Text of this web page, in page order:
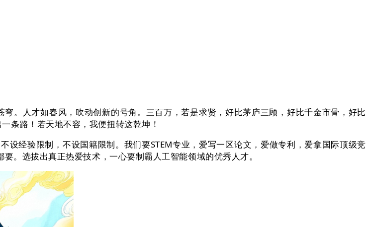
人才如春风，吹动创新的号角。三百万，若是求贤，好比茅庐三顾，好比千金市骨，好比
条路！若天地不容，我便扭转这乾坤！
经验限制，不设国籍限制。我们要STEM专业，爱写一区论文，爱做专利，爱拿国际顶级竞
。选拔出真正热爱技术，一心要制霸人工智能领域的优秀人才。